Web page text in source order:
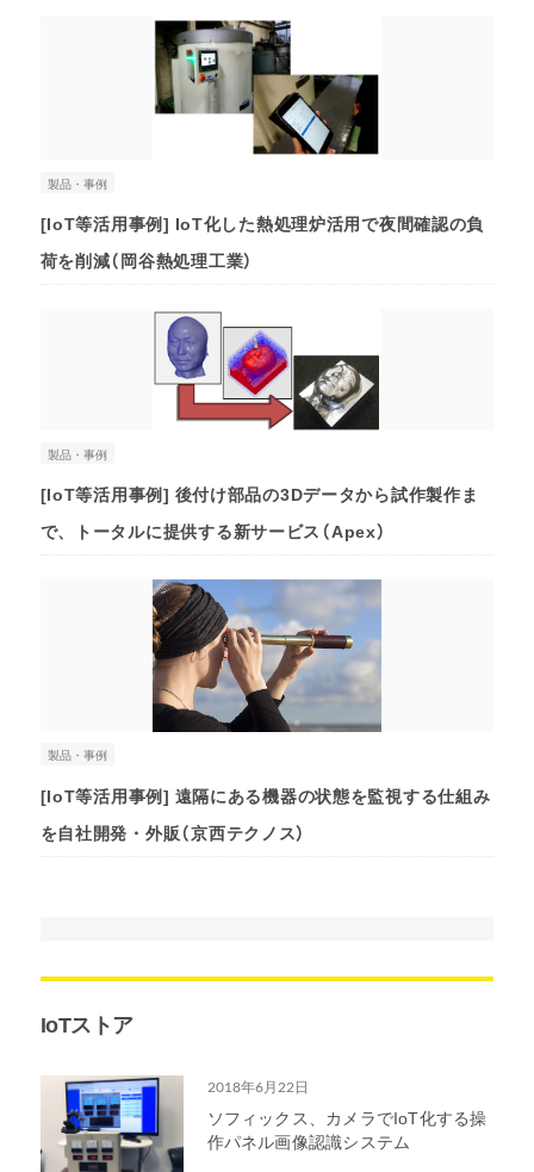
製品・事例
[IoT等活用事例] IoT化した熱処理炉活用で夜間確認の負
荷を削減（岡⾕熱処理⼯業）
製品・事例
[IoT等活用事例] 後付け部品の3Dデータから試作製作ま
で、トータルに提供する新サービス（Apex）
製品・事例
[IoT等活用事例] 遠隔にある機器の状態を監視する仕組み
を⾃社開発・外販（京⻄テクノス）
IoTストア
2018年6月22日
ソフィックス、カメラでIoT化する操
作パネル画像認識システム